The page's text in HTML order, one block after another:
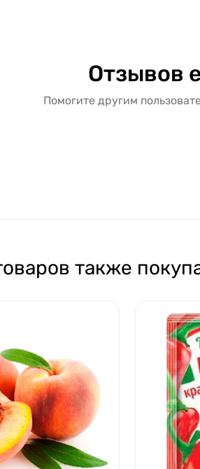
Отзывов
Помогите другим
также